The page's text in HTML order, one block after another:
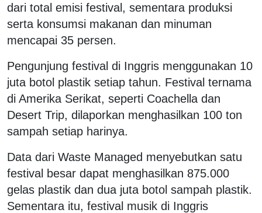
dari total emisi festival, sementara produksi
serta konsumsi makanan dan minuman
mencapai 35 persen.
Pengunjung festival di Inggris menggunakan 10
juta botol plastik setiap tahun. Festival ternama
di Amerika Serikat, seperti Coachella dan
Desert Trip, dilaporkan menghasilkan 100 ton
sampah setiap harinya.
Data dari Waste Managed menyebutkan satu
festival besar dapat menghasilkan 875.000
gelas plastik dan dua juta botol sampah plastik.
Sementara itu, festival musik di Inggris